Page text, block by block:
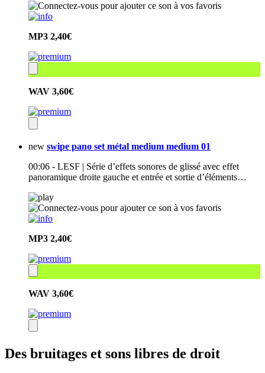
MP3 2,40€
WAV 3,60€
new swipe pano set métal medium medium 01
00:06 - LESF | Série d’effets sonores de glissé avec effet
panoramique droite gauche et entrée et sortie d’éléments…
MP3 2,40€
WAV 3,60€
Des bruitages et sons libres de droit